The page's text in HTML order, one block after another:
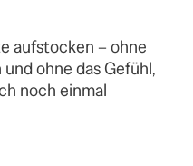
aufstocken – ohne
ohne das Gefühl,
noch einmal